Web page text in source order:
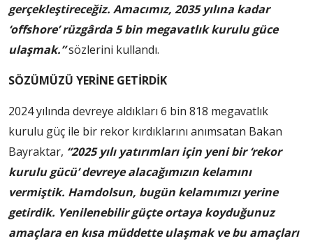
gerçekleştireceğiz. Amacımız, 2035 yılına kadar
‘offshore’ rüzgârda 5 bin megavatlık kurulu güce
ulaşmak.”sözlerini kullandı.
SÖZÜMÜZÜ YERİNE GETİRDİK
2024 yılında devreye aldıkları 6 bin 818 megavatlık
kurulu güç ile bir rekor kırdıklarını anımsatan Bakan
Bayraktar, “2025 yılı yatırımları için yeni bir ‘rekor
kurulu gücü’ devreye alacağımızın kelamını
vermiştik. Hamdolsun, bugün kelamımızı yerine
getirdik. Yenilenebilir güçte ortaya koyduğunuz
amaçlara en kısa müddette ulaşmak ve bu amaçları